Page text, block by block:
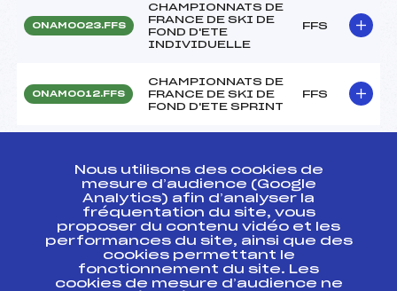
ONAM0023.FFS
CHAMPIONNATS DE
FRANCE DE SKI DE
FOND D'ETE
INDIVIDUELLE
FFS
ONAM0012.FFS
CHAMPIONNATS DE
FRANCE DE SKI DE
FOND D'ETE SPRINT
FFS
FOND D'ETE SPRINT
FIS0339
COUPE DU MONDE
KO SPRINT FINAL
FFS
FIS0338.FFS COUPE DU MONDE
Nous utilisons des cookies de
mesure d’audience (Google
Analytics) afin d’analyser la
fréquentation du site, vous
proposer du contenu vidéo et les
performances du site, ainsi que des
cookies permettant le
fonctionnement du site. Les
cookies de mesure d’audience ne